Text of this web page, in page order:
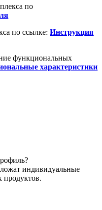
по
по ссылке: Инструкция
функциональных
характеристики
индивидуальные
продуктов.